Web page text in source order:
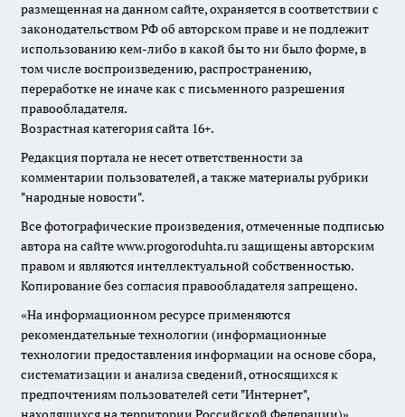
размещенная на данном сайте, охраняется в соответствии с
законодательством РФ об авторском праве и не подлежит
использованию кем-либо в какой бы то ни было форме, в
том числе воспроизведению, распространению,
переработке не иначе как с письменного разрешения
правообладателя.
Возрастная категория сайта 16+.
Редакция портала не несет ответственности за
комментарии пользователей, а также материалы рубрики
"народные новости".
Все фотографические произведения, отмеченные подписью
автора на сайте www.progoroduhta.ru защищены авторским
правом и являются интеллектуальной собственностью.
Копирование без согласия правообладателя запрещено.
«На информационном ресурсе применяются
рекомендательные технологии (информационные
технологии предоставления информации на основе сбора,
систематизации и анализа сведений, относящихся к
предпочтениям пользователей сети "Интернет",